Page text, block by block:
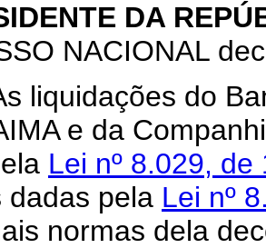
DA
NACIONAL
liquidações do
e da
Lei nº 8.029,
dadas pela Lei nº
normas dela